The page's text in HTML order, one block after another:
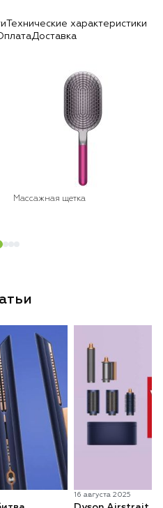
Технические характеристики
Доставка
Массажная щетка
16 августа 2025